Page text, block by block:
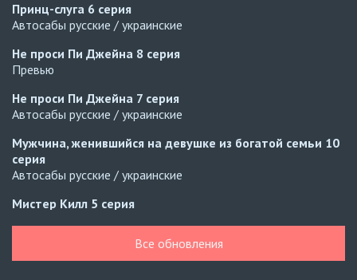
Принц-слуга 6 серия
Автосабы русские / украинские
Не проси Пи Джейна 8 серия
Превью
Не проси Пи Джейна 7 серия
Автосабы русские / украинские
Мужчина, женившийся на девушке из богатой семьи 10
серия
Автосабы русские / украинские
Мистер Килл 5 серия
6 серия
Украинские субтитры
Все обновления